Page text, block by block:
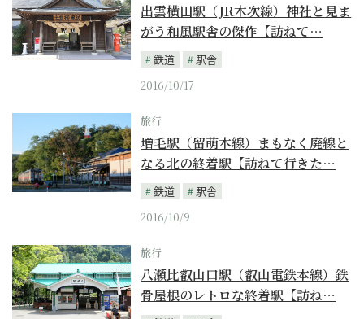
出雲横田駅（JR木次線）神社と見ま
がう和風駅舎の傑作【訪ねて…
鉄道
駅舎
2016/10/17
旅行
増毛駅（留萌本線）まもなく廃線と
なる北の終着駅【訪ねて行きた…
鉄道
駅舎
2016/10/9
旅行
八瀬比叡山口駅（叡山電鉄本線）鉄
骨屋根のレトロな終着駅【訪ね…